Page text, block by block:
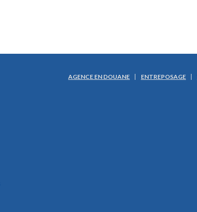
AGENCE EN DOUANE ENTREPOSAGE